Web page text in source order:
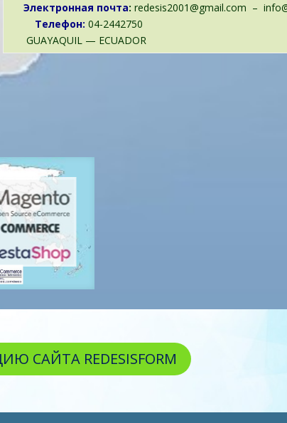
Электронная почта: redesis2001@gmail.com –
Телефон: 04-
GUAYAQUIL — ECUADOR
САЙТА REDESISFORM